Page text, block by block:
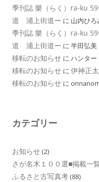
季刊誌 樂（らく）ra-ku
道 浦上街道ー に 山内ひろ
季刊誌 樂（らく）ra-ku
道 浦上街道ー に 半田弘美
移転のお知らせ に ハンター
移転のお知らせ に 伊神正
移転のお知らせ に
カテゴリー
お知らせ(2)
さが名木１００選■掲載一
ふるさと古写真考(88)